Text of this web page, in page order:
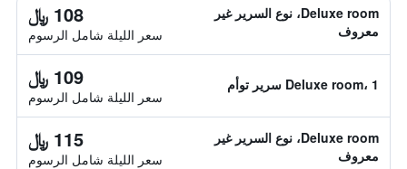
Deluxe room، نوع السرير غير
معروف
108 ﷼
سعر الليلة شامل الرسوم
Deluxe room، 1 سرير توأم 109 ﷼
سعر الليلة شامل الرسوم
Deluxe room، نوع السرير غير
معروف
115 ﷼
سعر الليلة شامل الرسوم